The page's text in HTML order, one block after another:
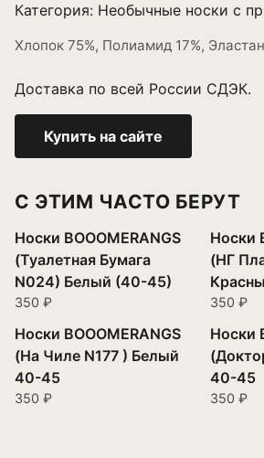
Категория: Необычные носки с
Хлопок 75%, Полиамид 17%,
Доставка по всей России СДЭК.
Купить на сайте
С ЭТИМ ЧАСТО БЕРУТ
Носки BOOOMERANGS
(Туалетная Бумага
N024) Белый (40-45)
350 ₽
Носки
(НГ
350 ₽
Носки BOOOMERANGS
(На Чиле N177 ) Белый
40-45
350 ₽
Носки
40-45
350 ₽